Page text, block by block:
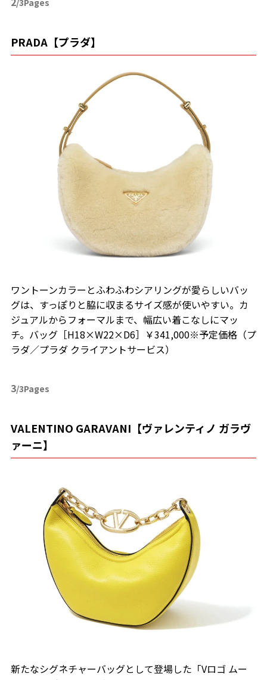
/3Pages
PRADA【プラダ】
ワントーンカラーとふわふわシアリングが愛らしいバッ
グは、すっぽりと脇に収まるサイズ感が使いやすい。カ
ジュアルからフォーマルまで、幅広い着こなしにマッ
チ。バッグ［H18×W22×D6］￥341,000※予定価格（プ
ラダ／プラダ クライアントサービス）
3/3Pages
VALENTINO GARAVANI【ヴァレンティノ ガラヴ
ァーニ】
新たなシグネチャーバッグとして登場した「Vロゴ ムー